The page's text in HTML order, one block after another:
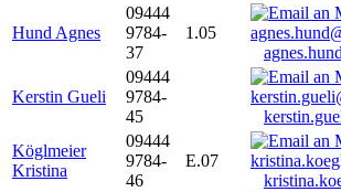
Hund Agnes
09444
9784-
37
1.05
Kerstin Gueli
09444
9784-
45
Köglmeier
Kristina
09444
9784-
46
E.07